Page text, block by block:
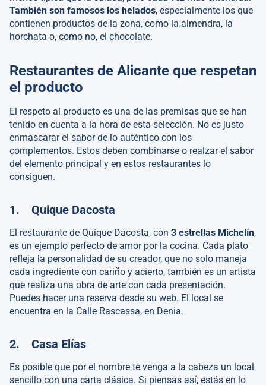
También son famosos los helados, especialmente los que
contienen productos de la zona, como la almendra, la
horchata o, como no, el chocolate.
Restaurantes de Alicante que respetan
el producto
El respeto al producto es una de las premisas que se han
tenido en cuenta a la hora de esta selección. No es justo
enmascarar el sabor de lo auténtico con los
complementos. Estos deben combinarse o realzar el sabor
del elemento principal y en estos restaurantes lo
consiguen.
1. Quique Dacosta
El restaurante de Quique Dacosta, con 3 estrellas Michelín,
es un ejemplo perfecto de amor por la cocina. Cada plato
refleja la personalidad de su creador, que no solo maneja
cada ingrediente con cariño y acierto, también es un artista
que realiza una obra de arte con cada presentación.
Puedes hacer una reserva desde su web. El local se
encuentra en la Calle Rascassa, en Denia.
2. Casa Elías
Es posible que por el nombre te venga a la cabeza un local
sencillo con una carta clásica. Si piensas así, estás en lo